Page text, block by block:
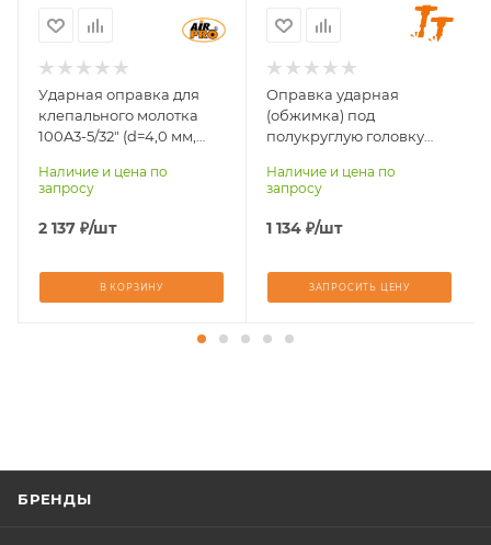
9503XPLUS, SR-
Ударная оправка для
клепального молотка
100A3-5/32" (d=4,0 мм,
Наличие и цена по
запросу
2 137 ₽/шт
В КОРЗИНУ
9503XPLUS, SR-
Оправка ударная
(обжимка) под
полукруглую головку
(3/16); L общая=65 мм)
Наличие и цена по
запросу
1 134 ₽/шт
ЗАПРОСИТЬ ЦЕНУ
БРЕНДЫ